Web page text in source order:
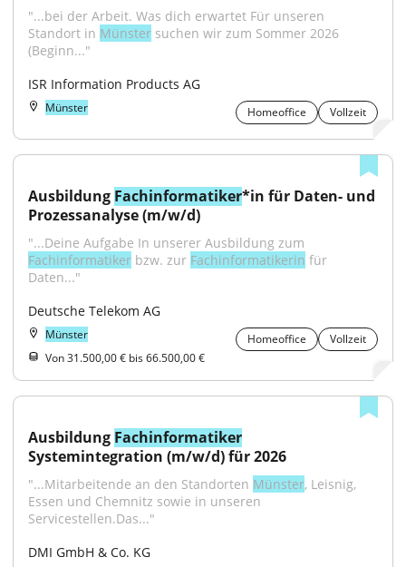
"...bei der Arbeit. Was dich erwartet Für unseren
Standort in Münster suchen wir zum Sommer 2026
(Beginn..."
ISR Information Products AG
Münster Homeoffice Vollzeit
Ausbildung Fachinformatiker*in für Daten- und
Prozessanalyse (m/w/d)
Fachinformatiker bzw. zur Fachinformatikerin für
Daten..."
Deutsche Telekom AG
Münster Homeoffice
Vollzeit
Von 31.500,00 € bis 66.500,00 €
Ausbildung Fachinformatiker
Systemintegration (m/w/d) für 2026
"...Mitarbeitende an den Standorten Münster, Leisnig,
Essen und Chemnitz sowie in unseren
Servicestellen.Das..."
DMI GmbH & Co. KG